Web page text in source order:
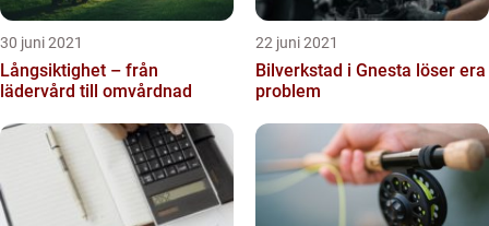
30 juni 2021
Långsiktighet – från
lädervård till omvårdnad
22 juni 2021
Bilverkstad i Gnesta löser era
problem